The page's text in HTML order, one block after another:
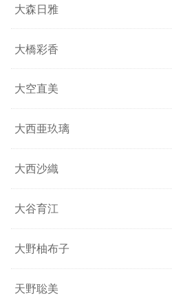
大森日雅
大橋彩香
大空直美
大西亜玖璃
大西沙織
大谷育江
大野柚布子
天野聡美